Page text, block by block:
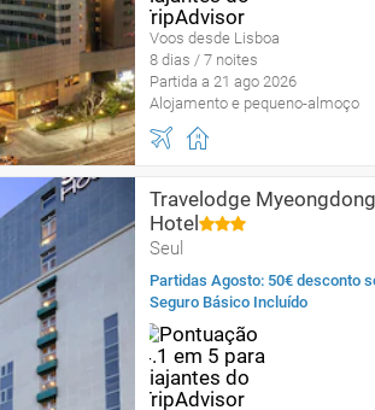
Voos desde Lisboa
8 dias / 7 noites
Partida a 21 ago 2026
Alojamento e pequeno-almoço
Travelodge
Hotel
Seul
Partidas Agosto: 50€ desconto
Seguro Básico Incluído